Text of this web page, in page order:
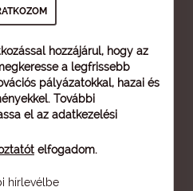
hozzájárul, hogy az
a legfrissebb
pályázatokkal, hazai és
További
el az adatkezelési
elfogadom.
hírlevélbe